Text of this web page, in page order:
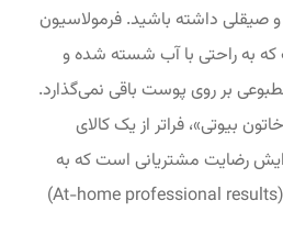
و صیقلی داشته باشید. فرمولاسیون
به راحتی با آب شسته شده و
بر روی پوست باقی نمی‌گذارد.
بیوتی»، فراتر از یک کالای
رضایت مشتریانی است که به
دنبال نتایج حرفه‌ای در منزل (At-home professional results)